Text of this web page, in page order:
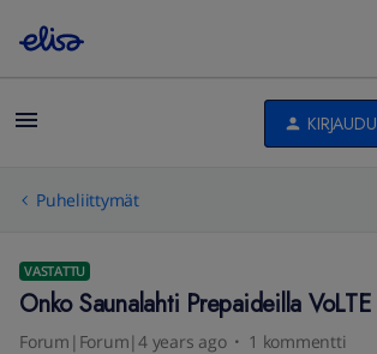
Puheliittymät
VASTATTU
Onko Saunalahti Prepaideilla
Forum|Forum|4 years ago 1 kommentti